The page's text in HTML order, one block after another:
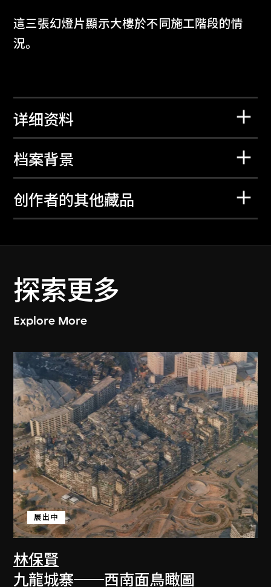
這三張幻燈片顯示大樓於不同施工階段的情
況。
详细资料
档案背景
创作者的其他藏品
探索更多
Explore More
林保賢
展出中
九龍城寨──西南面鳥瞰圖